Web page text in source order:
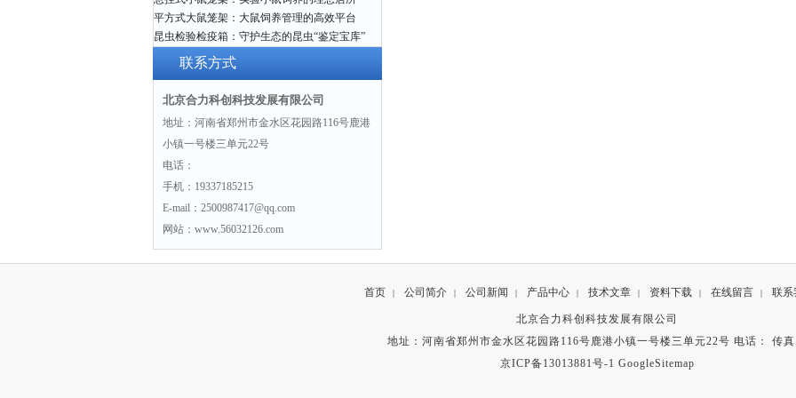
平方式大鼠笼架：大鼠饲养管理的高效平台
昆虫检验检疫箱：守护生态的昆虫“鉴定宝库”
联系方式
北京合力科创科技发展有限公司
地址：河南省郑州市金水区花园路116号鹿港
小镇一号楼三单元22号
电话：
手机：19337185215
E-mail：2500987417@qq.com
网站：www.56032126.com
首页 | 公司简介 | 公司新闻 | 产品中心 | 技术文章 | 资料下载 | 在线留言 | 联系
北京合力科创科技发展有限公司
地址：河南省郑州市金水区花园路116号鹿港小镇一号楼三单元22号 电话： 传真
京ICP备13013881号-1 GoogleSitemap